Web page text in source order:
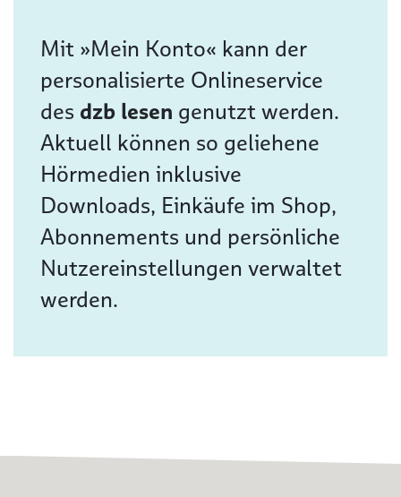
Mit »Mein Konto« kann der
personalisierte Onlineservice
des dzb lesen genutzt werden.
Aktuell können so geliehene
Hörmedien inklusive
Downloads, Einkäufe im Shop,
Abonnements und persönliche
Nutzereinstellungen verwaltet
werden.